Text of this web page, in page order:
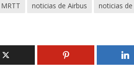
MRTT noticias de Airbus noticias